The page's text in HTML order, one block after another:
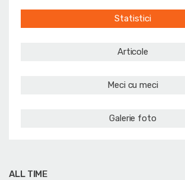
Statistici
Articole
Meci cu meci
Galerie foto
ALL TIME